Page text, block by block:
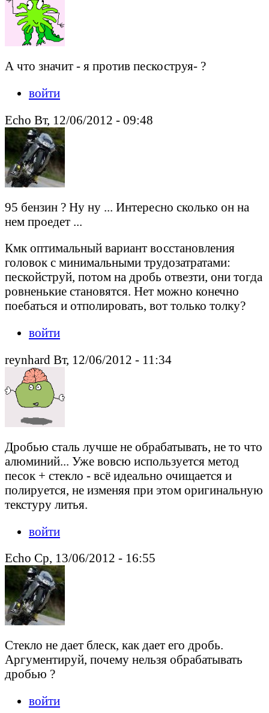
А что значит - я против пескоструя- ?
войти
Echo Вт, 12/06/2012 - 09:48
95 бензин ? Ну ну ... Интересно сколько он на
нем проедет ...
Кмк оптимальный вариант восстановления
головок с минимальными трудозатратами:
пескойструй, потом на дробь отвезти, они тогда
ровненькие становятся. Нет можно конечно
поебаться и отполировать, вот только толку?
войти
reynhard Вт, 12/06/2012 - 11:34
Дробью сталь лучше не обрабатывать, не то что
алюминий... Уже вовсю используется метод
песок + стекло - всё идеально очищается и
полируется, не изменяя при этом оригинальную
текстуру литья.
войти
Echo Ср, 13/06/2012 - 16:55
Стекло не дает блеск, как дает его дробь.
Аргументируй, почему нельзя обрабатывать
дробью ?
войти